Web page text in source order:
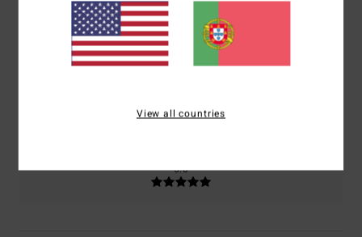
Conforto
5.0
Relação qualidade/preço
Demasiado grande
5.0
View all countries